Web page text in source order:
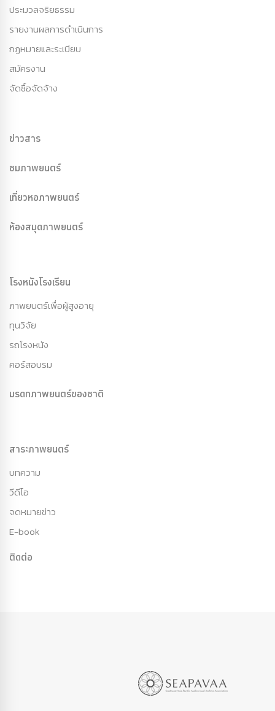
ประมวลจริยธรรม
รายงานผลการดำเนินการ
กฏหมายและระเบียบ
สมัครงาน
จัดซื้อจัดจ้าง
ข่าวสาร
ชมภาพยนตร์
เที่ยวหอภาพยนตร์
ห้องสมุดภาพยนตร์
โรงหนังโรงเรียน
ภาพยนตร์เพื่อผู้สูงอายุ
ทุนวิจัย
รถโรงหนัง
คอร์สอบรม
มรดกภาพยนตร์ของชาติ
สาระภาพยนตร์
บทความ
วีดีโอ
จดหมายข่าว
E-book
ติดต่อ